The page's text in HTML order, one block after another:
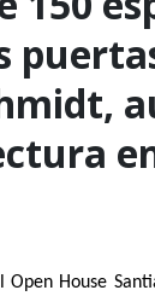
House